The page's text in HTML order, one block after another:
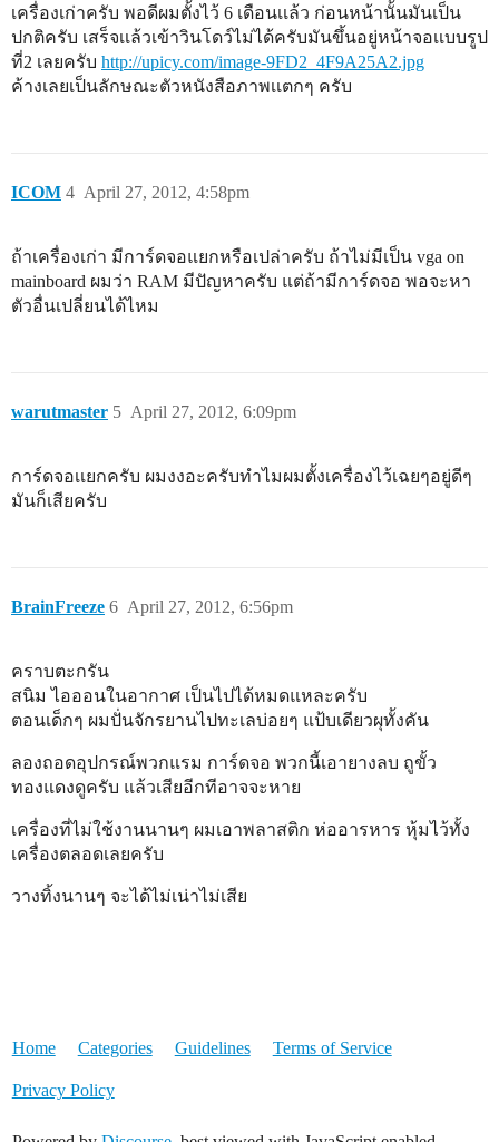
เครื่องเก่าครับ พอดีผมตั้งไว้ 6 เดือนเเล้ว ก่อนหน้านั้นมันเป็น
ปกติครับ เสร็จเเล้วเข้าวินโดว์ไม่ได้ครับมันขึ้นอยู่หน้าจอเเบบรูป
ที่2 เลยครับ http://upicy.com/image-9FD2_4F9A25A2.jpg
ค้างเลยเป็นลักษณะตัวหนังสือภาพเเตกๆ ครับ
ICOM April 27, 2012, 4:58pm
4
ถ้าเครื่องเก่า มีการ์ดจอแยกหรือเปล่าครับ ถ้าไม่มีเป็น vga on
mainboard ผมว่า RAM มีปัญหาครับ แต่ถ้ามีการ์ดจอ พอจะหา
ตัวอื่นเปลี่ยนได้ไหม
warutmaster April 27, 2012, 6:09pm
5
การ์ดจอเเยกครับ ผมงงอะครับทำไมผมตั้งเครื่องไว้เฉยๆอยู่ดีๆ
มันก็เสียครับ
BrainFreeze April 27, 2012, 6:56pm
6
คราบตะกรัน
สนิม ไอออนในอากาศ เป็นไปได้หมดแหละครับ
ตอนเด็กๆ ผมปั่นจักรยานไปทะเลบ่อยๆ แป้บเดียวผุทั้งคัน
ลองถอดอุปกรณ์พวกแรม การ์ดจอ พวกนี้เอายางลบ ถูขั้ว
ทองแดงดูครับ แล้วเสียอีกทีอาจจะหาย
เครื่องที่ไม่ใช้งานนานๆ ผมเอาพลาสติก ห่ออารหาร หุ้มไว้ทั้ง
เครื่องตลอดเลยครับ
วางทิ้งนานๆ จะได้ไม่เน่าไม่เสีย
Home Categories Guidelines Terms of Service
Privacy Policy